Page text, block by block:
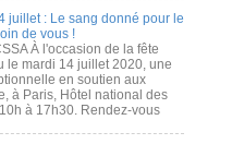
juillet : Le sang donné pour le
de vous !
À l'occasion de la fête
le mardi 14 juillet 2020, une
en soutien aux
à Paris, Hôtel national des
à 17h30. Rendez-vous